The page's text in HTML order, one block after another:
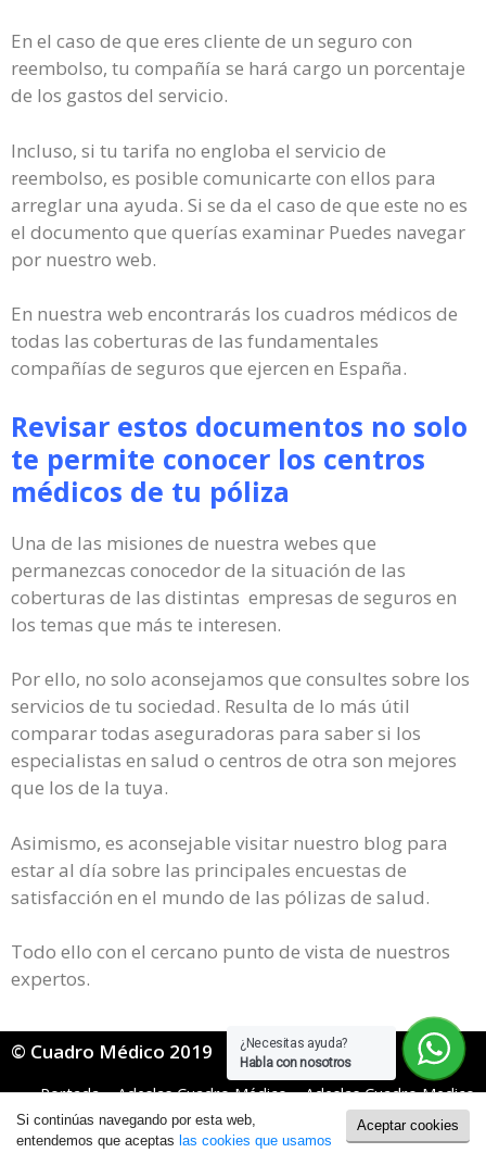
¿Necesitas ayuda?
Habla con nosotros
En el caso de que eres cliente de un seguro con
reembolso, tu compañía se hará cargo un porcentaje
de los gastos del servicio.
Incluso, si tu tarifa no engloba el servicio de
reembolso, es posible comunicarte con ellos para
arreglar una ayuda. Si se da el caso de que este no es
el documento que querías examinar Puedes navegar
por nuestro web.
En nuestra web encontrarás los cuadros médicos de
todas las coberturas de las fundamentales
compañías de seguros que ejercen en España.
Revisar estos documentos no solo
te permite conocer los centros
médicos de tu póliza
Una de las misiones de nuestra webes que
permanezcas conocedor de la situación de las
coberturas de las distintas empresas de seguros en
los temas que más te interesen.
Por ello, no solo aconsejamos que consultes sobre los
servicios de tu sociedad. Resulta de lo más útil
comparar todas aseguradoras para saber si los
especialistas en salud o centros de otra son mejores
que los de la tuya.
Asimismo, es aconsejable visitar nuestro blog para
estar al día sobre las principales encuestas de
satisfacción en el mundo de las pólizas de salud.
Todo ello con el cercano punto de vista de nuestros
expertos.
© Cuadro Médico 2019
Portada»Adeslas Cuadro Médico»Adeslas Cuadro Medico
General» Adeslas cuadro médico Jaén
Política de Cookies|Política de Privacidad
Aceptar cookies
Si continúas navegando por esta web,
entendemos que aceptas las cookies que usamos